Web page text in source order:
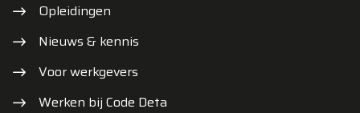
Opleidingen
Nieuws & kennis
Voor werkgevers
Werken bij Code Deta